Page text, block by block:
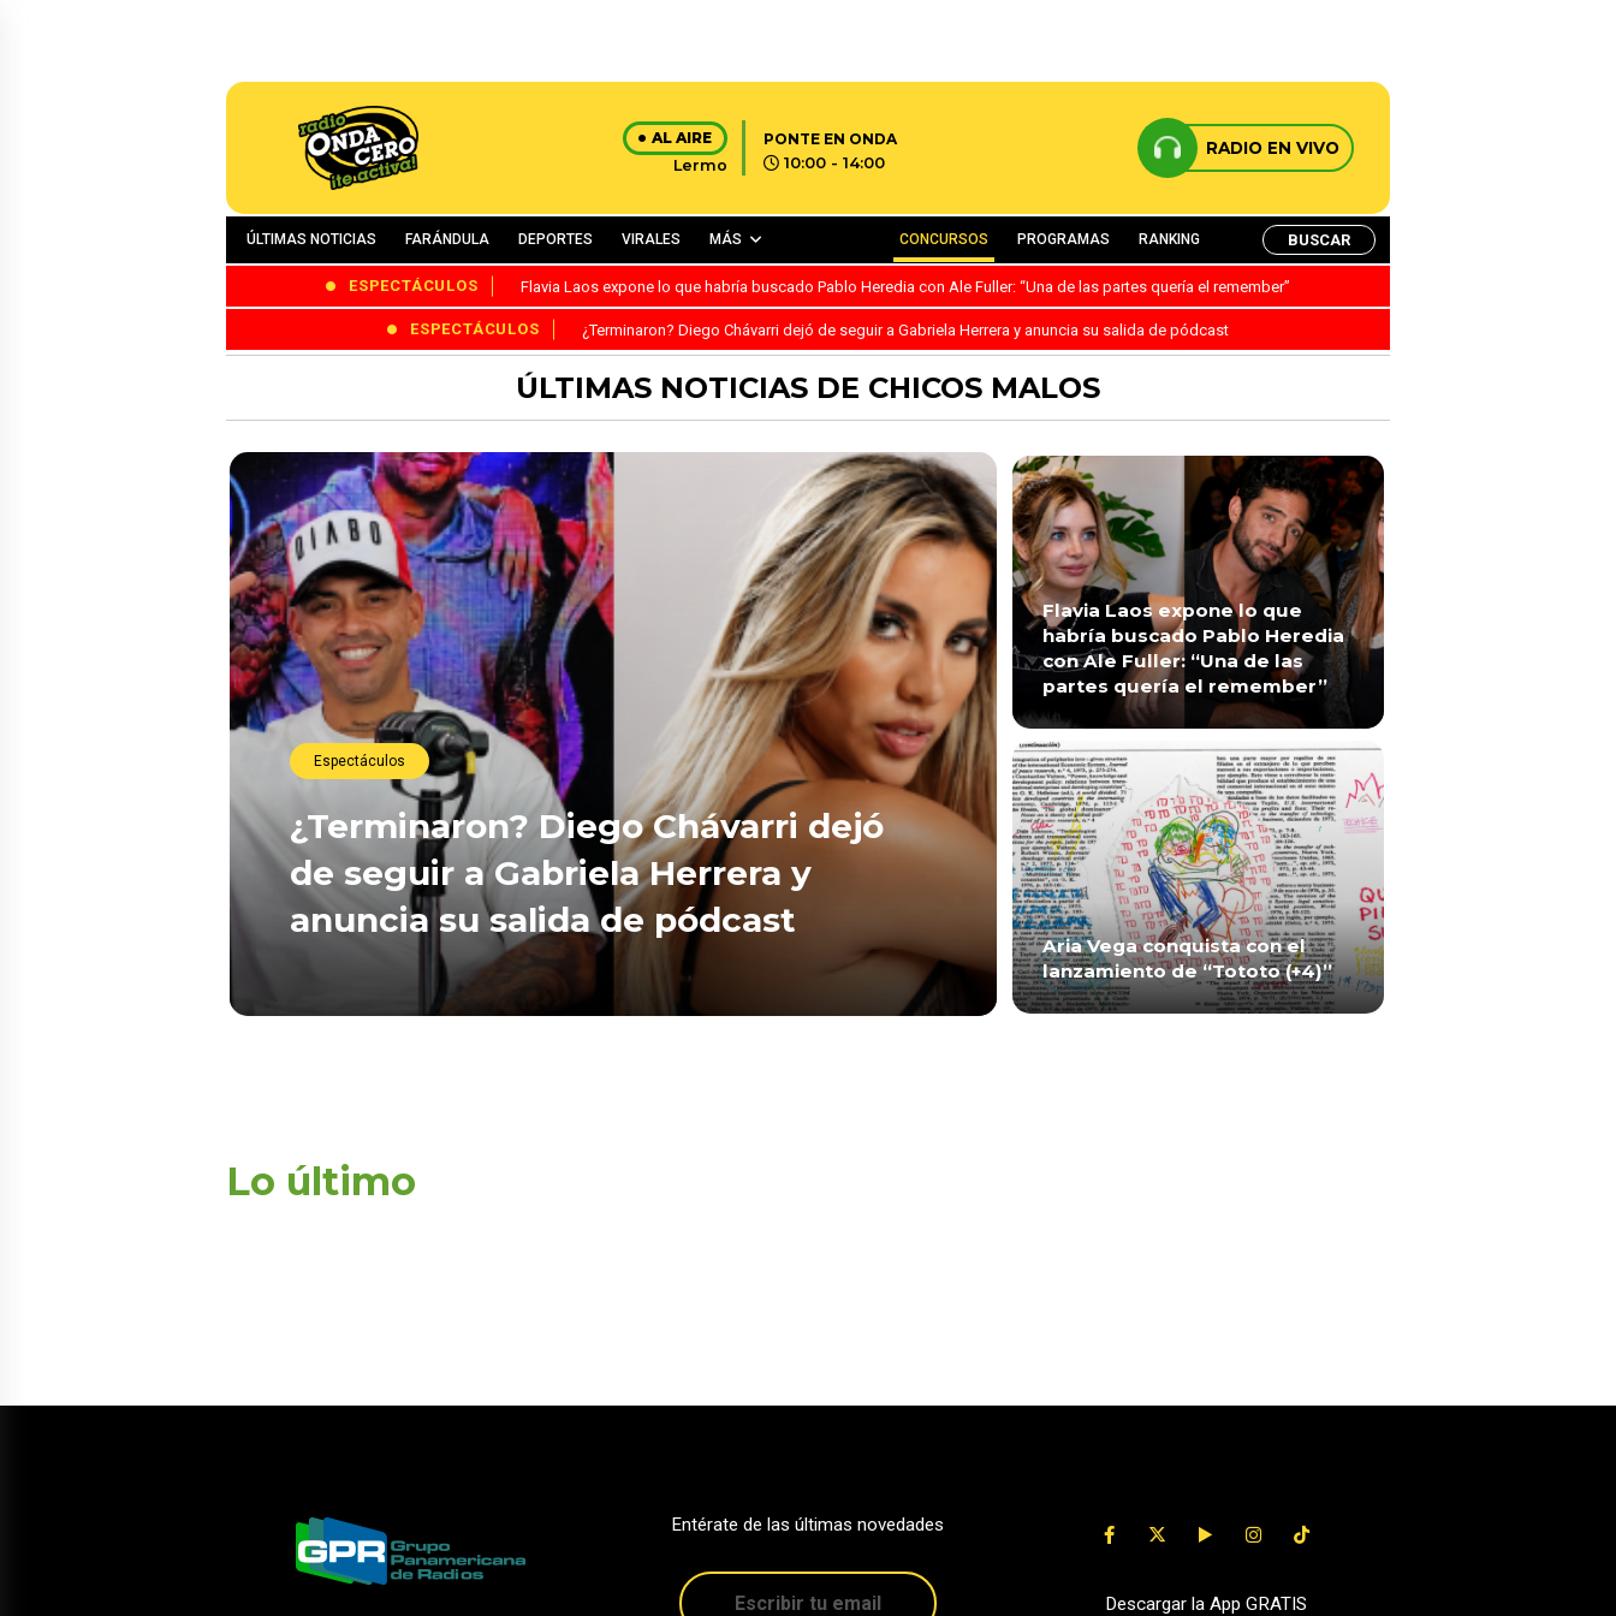
AL AIRE
Lermo
PONTE EN ONDA
10:00 - 14:00
RADIO EN VIVO
ÚLTIMAS NOTICIAS FARÁNDULA DEPORTES VIRALES MÁS CONCURSOS PROGRAMAS RANKING BUSCAR
ESPECTÁCULOS Flavia Laos expone lo que habría buscado Pablo Heredia con Ale Fuller: “Una de las partes quería el remember”
ESPECTÁCULOS ¿Terminaron? Diego Chávarri dejó de seguir a Gabriela Herrera y anuncia su salida de pódcast
ÚLTIMAS NOTICIAS DE CHICOS MALOS
Espectáculos
¿Terminaron? Diego Chávarri dejó
de seguir a Gabriela Herrera y
anuncia su salida de pódcast
Flavia Laos expone lo que
habría buscado Pablo Heredia
con Ale Fuller: “Una de las
partes quería el remember”
Aria Vega conquista con el
lanzamiento de “Tototo (+4)”
Lo último
Entérate de las últimas novedades
Descargar la App GRATIS